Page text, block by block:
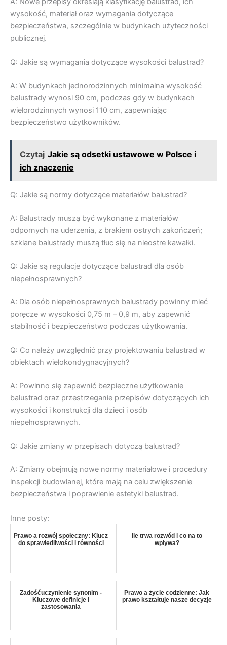
wysokość, materiał oraz wymagania dotyczące
bezpieczeństwa, szczególnie w budynkach użyteczności
publicznej.
Q: Jakie są wymagania dotyczące wysokości balustrad?
A: W budynkach jednorodzinnych minimalna wysokość
balustrady wynosi 90 cm, podczas gdy w budynkach
wielorodzinnych wynosi 110 cm, zapewniając
bezpieczeństwo użytkowników.
Czytaj Jakie są odsetki ustawowe w Polsce i
ich znaczenie
Q: Jakie są normy dotyczące materiałów balustrad?
A: Balustrady muszą być wykonane z materiałów
odpornych na uderzenia, z brakiem ostrych zakończeń;
szklane balustrady muszą tłuc się na nieostre kawałki.
Q: Jakie są regulacje dotyczące balustrad dla osób
niepełnosprawnych?
A: Dla osób niepełnosprawnych balustrady powinny mieć
poręcze w wysokości 0,75 m – 0,9 m, aby zapewnić
stabilność i bezpieczeństwo podczas użytkowania.
Q: Co należy uwzględnić przy projektowaniu balustrad w
obiektach wielokondygnacyjnych?
A: Powinno się zapewnić bezpieczne użytkowanie
balustrad oraz przestrzeganie przepisów dotyczących ich
wysokości i konstrukcji dla dzieci i osób
niepełnosprawnych.
Q: Jakie zmiany w przepisach dotyczą balustrad?
A: Zmiany obejmują nowe normy materiałowe i procedury
inspekcji budowlanej, które mają na celu zwiększenie
bezpieczeństwa i poprawienie estetyki balustrad.
Inne posty:
Prawo a rozwój społeczny: Klucz
do sprawiedliwości i równości
Ile trwa rozwód i co na to
wpływa?
Zadośćuczynienie synonim -
Kluczowe definicje i
zastosowania
Prawo a życie codzienne: Jak
prawo kształtuje nasze decyzje